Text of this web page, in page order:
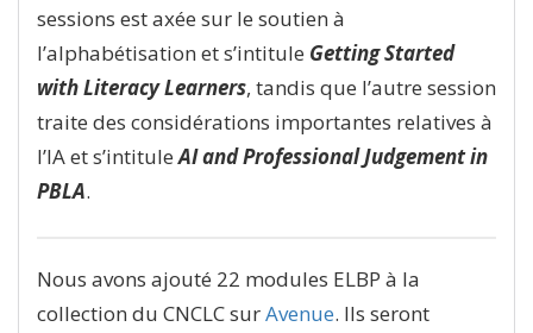
sessions est axée sur le soutien à
l’alphabétisation et s’intitule Getting Started
with Literacy Learners, tandis que l’autre session
traite des considérations importantes relatives à
l’IA et s’intituleAI and Professional Judgement in
PBLA.
Nous avons ajouté 22 modules ELBP à la
collection du CNCLC surAvenue. Ils seront